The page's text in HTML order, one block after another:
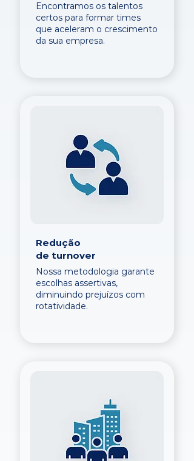
Encontramos os talentos
certos para formar times
que aceleram o crescimento
da sua empresa.
Redução
de turnover
Nossa metodologia garante
escolhas assertivas,
diminuindo prejuízos com
rotatividade.